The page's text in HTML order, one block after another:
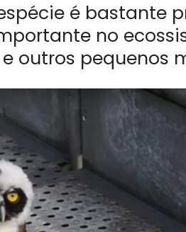
é bastante
no
outros pequenos